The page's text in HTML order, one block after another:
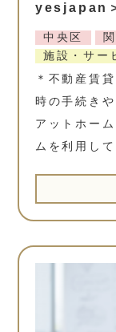
yesjapan
中央区
施設・サー
＊不動産賃
時の手続き
アットホー
ムを利用し